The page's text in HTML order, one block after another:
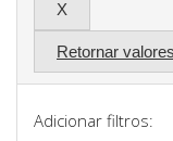
Retornar valores
Adicionar filtros: